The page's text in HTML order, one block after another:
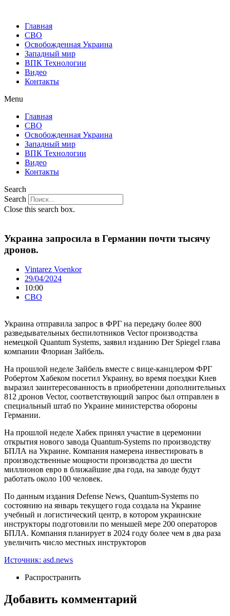
Главная
СВО
Освобожденная Украина
Западный мир
ВПК Технологии
Видео
Контакты
Menu
Главная
СВО
Освобожденная Украина
Западный мир
ВПК Технологии
Видео
Контакты
Search
Search
Close this search box.
Украина запросила в Германии почти тысячу
дронов.
Vintarez Voenkor
29/04/2024
10:00
СВО
Украина отправила запрос в ФРГ на передачу более 800
разведывательных беспилотников Vector производства
немецкой Quantum Systems, заявил изданию Der Spiegel глава
компании Флориан Зайбель.
На прошлой неделе Зайбель вместе с вице-канцлером ФРГ
Робертом Хабеком посетил Украину, во время поездки Киев
выразил заинтересованность в приобретении дополнительных
812 дронов Vector, соответствующий запрос был отправлен в
специальный штаб по Украине министерства обороны
Германии.
На прошлой неделе Хабек принял участие в церемонии
открытия нового завода Quantum-Systems по производству
БПЛА на Украине. Компания намерена инвестировать в
производственные мощности производства до шести
миллионов евро в ближайшие два года, на заводе будут
работать около 100 человек.
По данным издания Defense News, Quantum-Systems по
состоянию на январь текущего года создала на Украине
учебный и логистический центр, в котором украинские
инструкторы подготовили по меньшей мере 200 операторов
БПЛА. Компания планирует в 2024 году более чем в два раза
увеличить число местных инструкторов
Источник: asd.news
Распространить
Добавить комментарий